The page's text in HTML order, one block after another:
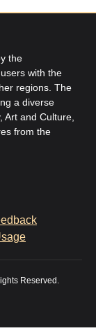
the
with the
regions. The
a diverse
Art and Culture,
from the
Reserved.